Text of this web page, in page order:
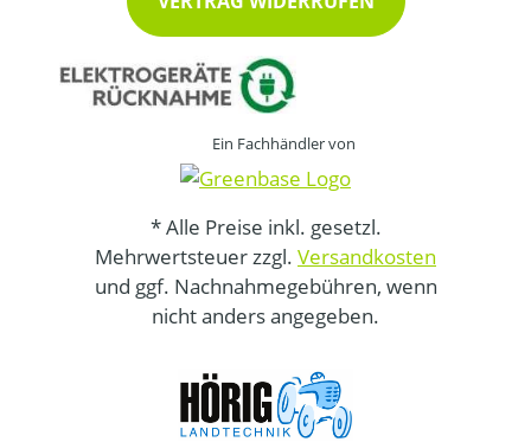
Ein Fachhändler von
* Alle Preise inkl. gesetzl.
Mehrwertsteuer zzgl. Versandkosten
und ggf. Nachnahmegebühren, wenn
nicht anders angegeben.